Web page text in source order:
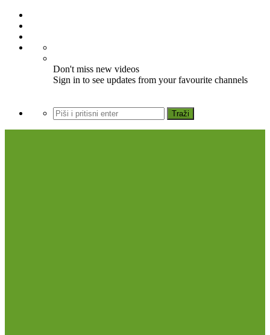
Don't miss new videos
Sign in to see updates from your favourite channels